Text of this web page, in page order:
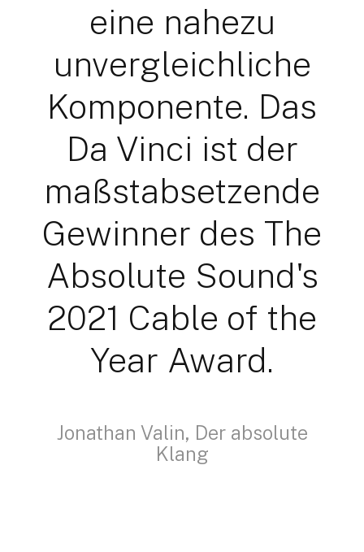
eine nahezu
unvergleichliche
Komponente. Das
Da Vinci ist der
maßstabsetzende
Gewinner des The
Absolute Sound's
2021 Cable of the
Year Award.
Jonathan Valin, Der absolute
Klang